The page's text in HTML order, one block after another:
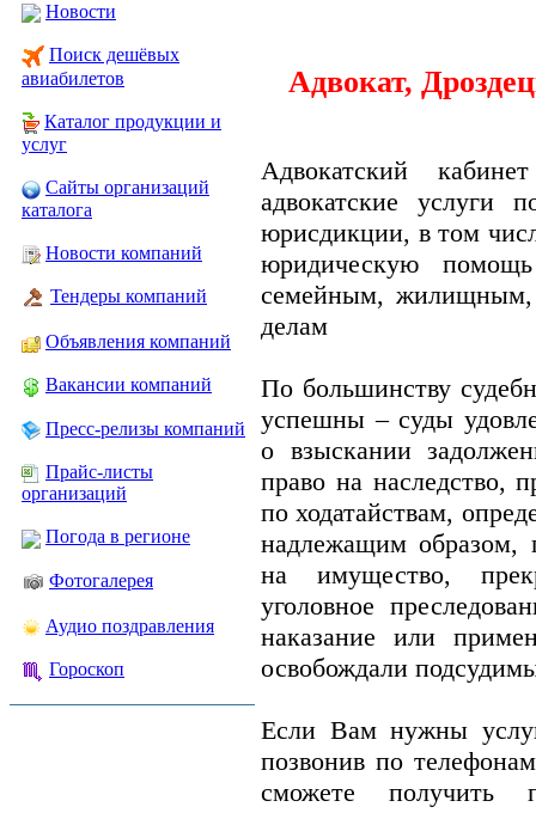
Новости
Поиск дешёвых
авиабилетов
Каталог продукции и
услуг
Сайты организаций
каталога
Новости компаний
Тендеры компаний
Объявления компаний
Вакансии компаний
Пресс-релизы компаний
Прайс-листы
организаций
Погода в регионе
Фотогалерея
Аудио поздравления
Гороскоп
Адвокат,
Адвокатский
адвокатские
юрисдикции, в том
юридическую
семейным, жилищным,
делам
По большинству
успешны – суды
о взыскании
право на наследство,
по ходатайствам,
надлежащим образом,
на имущество,
уголовное
наказание или
освобождали
Если Вам нужны
позвонив по
сможете получить